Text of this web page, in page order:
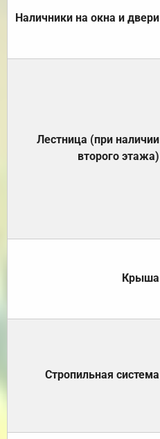
Наличники на окна и двери
Лестница (при наличии
второго этажа)
Крыша
Стропильная система